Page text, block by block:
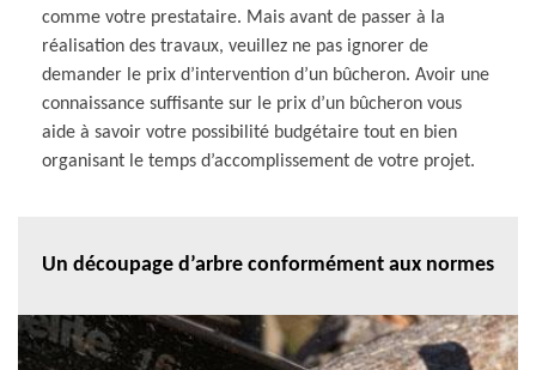
comme votre prestataire. Mais avant de passer à la
réalisation des travaux, veuillez ne pas ignorer de
demander le prix d’intervention d’un bûcheron. Avoir une
connaissance suffisante sur le prix d’un bûcheron vous
aide à savoir votre possibilité budgétaire tout en bien
organisant le temps d’accomplissement de votre projet.
Un découpage d’arbre conformément aux normes